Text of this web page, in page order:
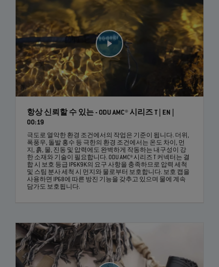
항상 신뢰할 수 있는 - ODU AMC® 시리즈 T | EN |
00:19
극도로 열악한 환경 조건에서의 작업은 기준이 됩니다. 더위,
폭풍우, 돌발 홍수 등 극한의 환경 조건에서는 온도 차이, 먼
지, 흙, 물, 진동 및 압력에도 완벽하게 작동하는 내구성이 강
한 소재와 기술이 필요합니다. ODU AMC® 시리즈 T 커넥터는 결
합 시 보호 등급 IP6K9K의 요구 사항을 충족하므로 압력 세척
및 스팀 분사 세척 시 먼지와 물로부터 보호합니다. 보호 캡을
사용하면 IP68에 따른 방진 기능을 갖추고 있으며 물에 계속
담가도 보호됩니다.